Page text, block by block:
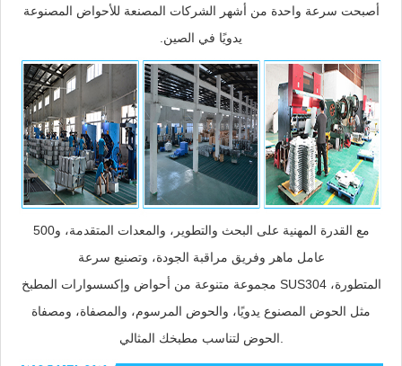
أصبحت سرعة واحدة من أشهر الشركات المصنعة للأحواض المصنوعة
يدويًا في الصين.
مع القدرة المهنية على البحث والتطوير، والمعدات المتقدمة، و500
عامل ماهر وفريق مراقبة الجودة، وتصنيع سرعة
مجموعة متنوعة من أحواض وإكسسوارات المطبخ SUS304 المتطورة،
مثل الحوض المصنوع يدويًا، والحوض المرسوم، والمصفاة، ومصفاة